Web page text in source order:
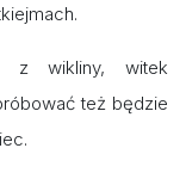
z wikliny, witek
też będzie